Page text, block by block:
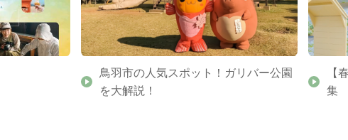
鳥羽市の人気スポット！ガリバー公園
を大解説！
【
集